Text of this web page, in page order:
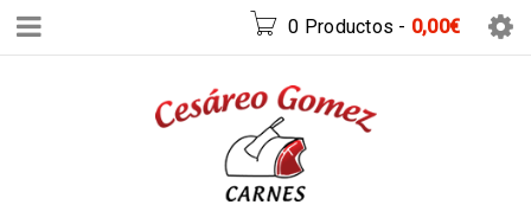
0 Productos - 0,00€